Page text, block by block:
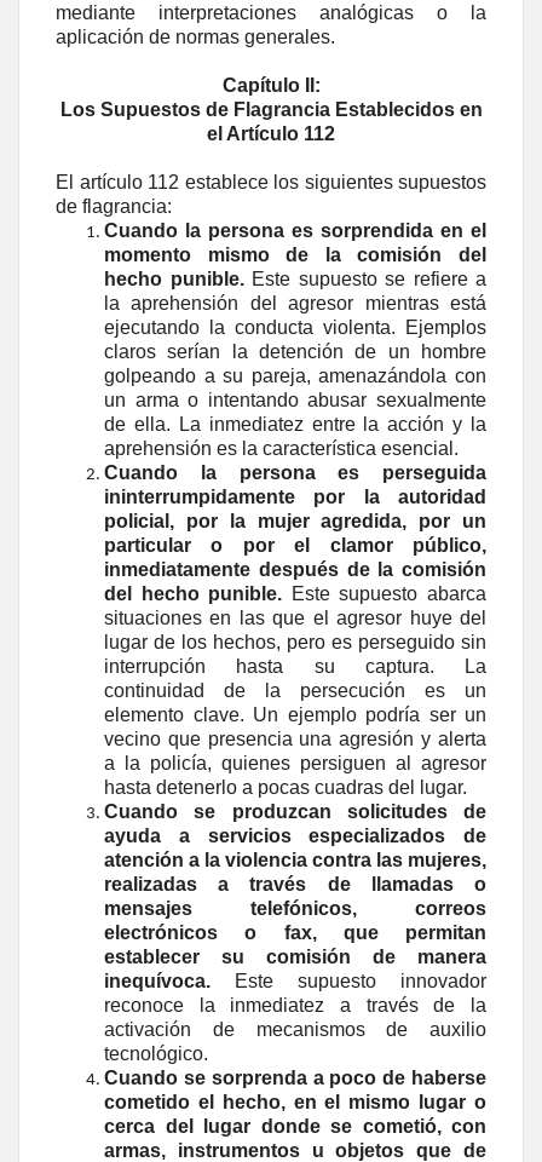
mediante interpretaciones analógicas o la
aplicación de normas generales.
Capítulo II:
Los Supuestos de Flagrancia Establecidos en
el Artículo 112
El artículo 112 establece los siguientes supuestos
de flagrancia:
Cuando la persona es sorprendida en el
momento mismo de la comisión del
hecho punible.Este supuesto se refiere a
la aprehensión del agresor mientras está
ejecutando la conducta violenta. Ejemplos
claros serían la detención de un hombre
golpeando a su pareja, amenazándola con
un arma o intentando abusar sexualmente
de ella. La inmediatez entre la acción y la
aprehensión es la característica esencial.
Cuando la persona es perseguida
ininterrumpidamente por la autoridad
policial, por la mujer agredida, por un
particular o por el clamor público,
inmediatamente después de la comisión
del hecho punible. Este supuesto abarca
situaciones en las que el agresor huye del
lugar de los hechos, pero es perseguido sin
interrupción hasta su captura. La
continuidad de la persecución es un
elemento clave. Un ejemplo podría ser un
vecino que presencia una agresión y alerta
a la policía, quienes persiguen al agresor
hasta detenerlo a pocas cuadras del lugar.
Cuando se produzcan solicitudes de
ayuda a servicios especializados de
atención a la violencia contra las mujeres,
realizadas a través de llamadas o
mensajes telefónicos, correos
electrónicos o fax, que permitan
establecer su comisión de manera
inequívoca. Este supuesto innovador
reconoce la inmediatez a través de la
activación de mecanismos de auxilio
tecnológico.
Cuando se sorprenda a poco de haberse
cometido el hecho, en el mismo lugar o
cerca del lugar donde se cometió, con
armas, instrumentos u objetos que de